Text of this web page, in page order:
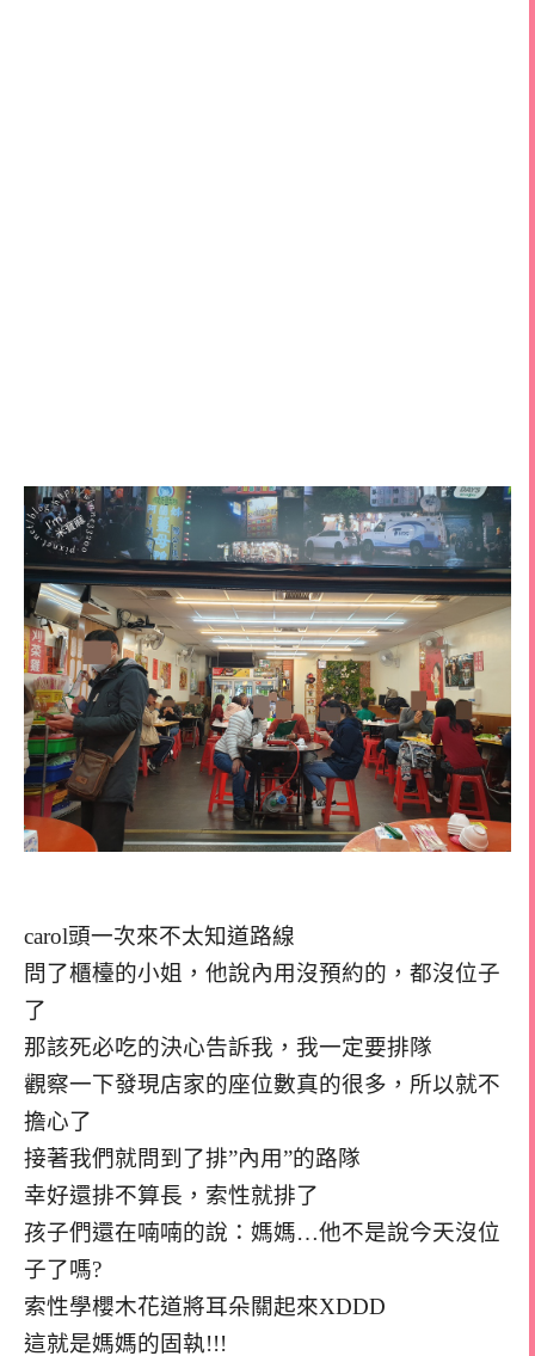
carol頭一次來不太知道路線
問了櫃檯的小姐，他說內用沒預約的，都沒位子
了
那該死必吃的決心告訴我，我一定要排隊
觀察一下發現店家的座位數真的很多，所以就不
擔心了
接著我們就問到了排”內用”的路隊
幸好還排不算長，索性就排了
孩子們還在喃喃的說：媽媽…他不是說今天沒位
子了嗎?
索性學櫻木花道將耳朵關起來XDDD
這就是媽媽的固執!!!